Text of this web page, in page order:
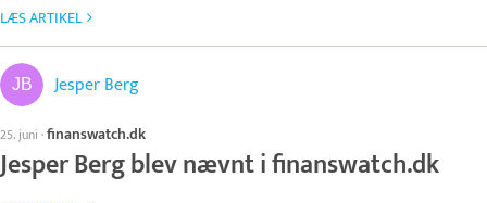
LÆS ARTIKEL
Jesper Berg
25. juni ·finanswatch.dk
Jesper Berg blev nævnt i finanswatch.dk